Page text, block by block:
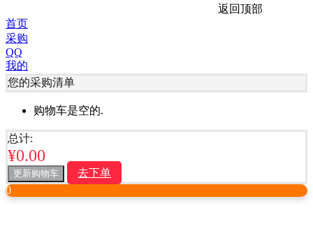
返回顶部
首页
采购
QQ
我的
您的采购清单
购物车是空的.
总计:
¥0.00
更新购物车
去下单
0